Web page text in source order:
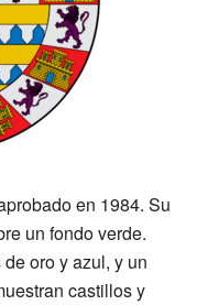
en 1984. Su
un fondo verde.
oro y azul, y un
castillos y